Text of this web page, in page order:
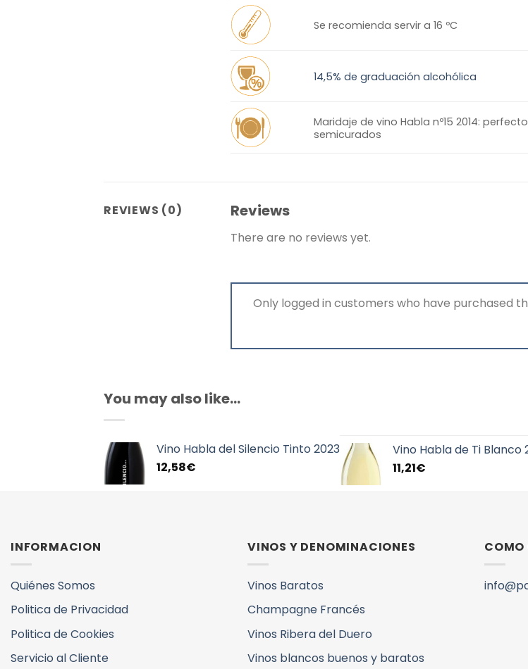
Se recomienda servir a 16 ºC
14,5% de graduación alcohólica
Maridaje de vino Habla nº15 2014:
semicurados
REVIEWS (0) Reviews
There are no reviews yet.
Only logged in customers who have purchased
You may also like…
Vino Habla del Silencio Tinto 2023
12,58€
Vino Habla de Ti Blanco
11,21€
INFORMACION
Quiénes Somos
Politica de Privacidad
Politica de Cookies
Servicio al Cliente
VINOS Y DENOMINACIONES
Vinos Baratos
Champagne Francés
Vinos Ribera del Duero
Vinos blancos buenos y baratos
COMO